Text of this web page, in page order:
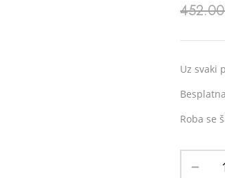
452.00
Uz svaki
Roba se